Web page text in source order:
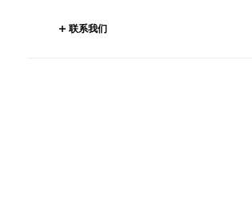
联系我们